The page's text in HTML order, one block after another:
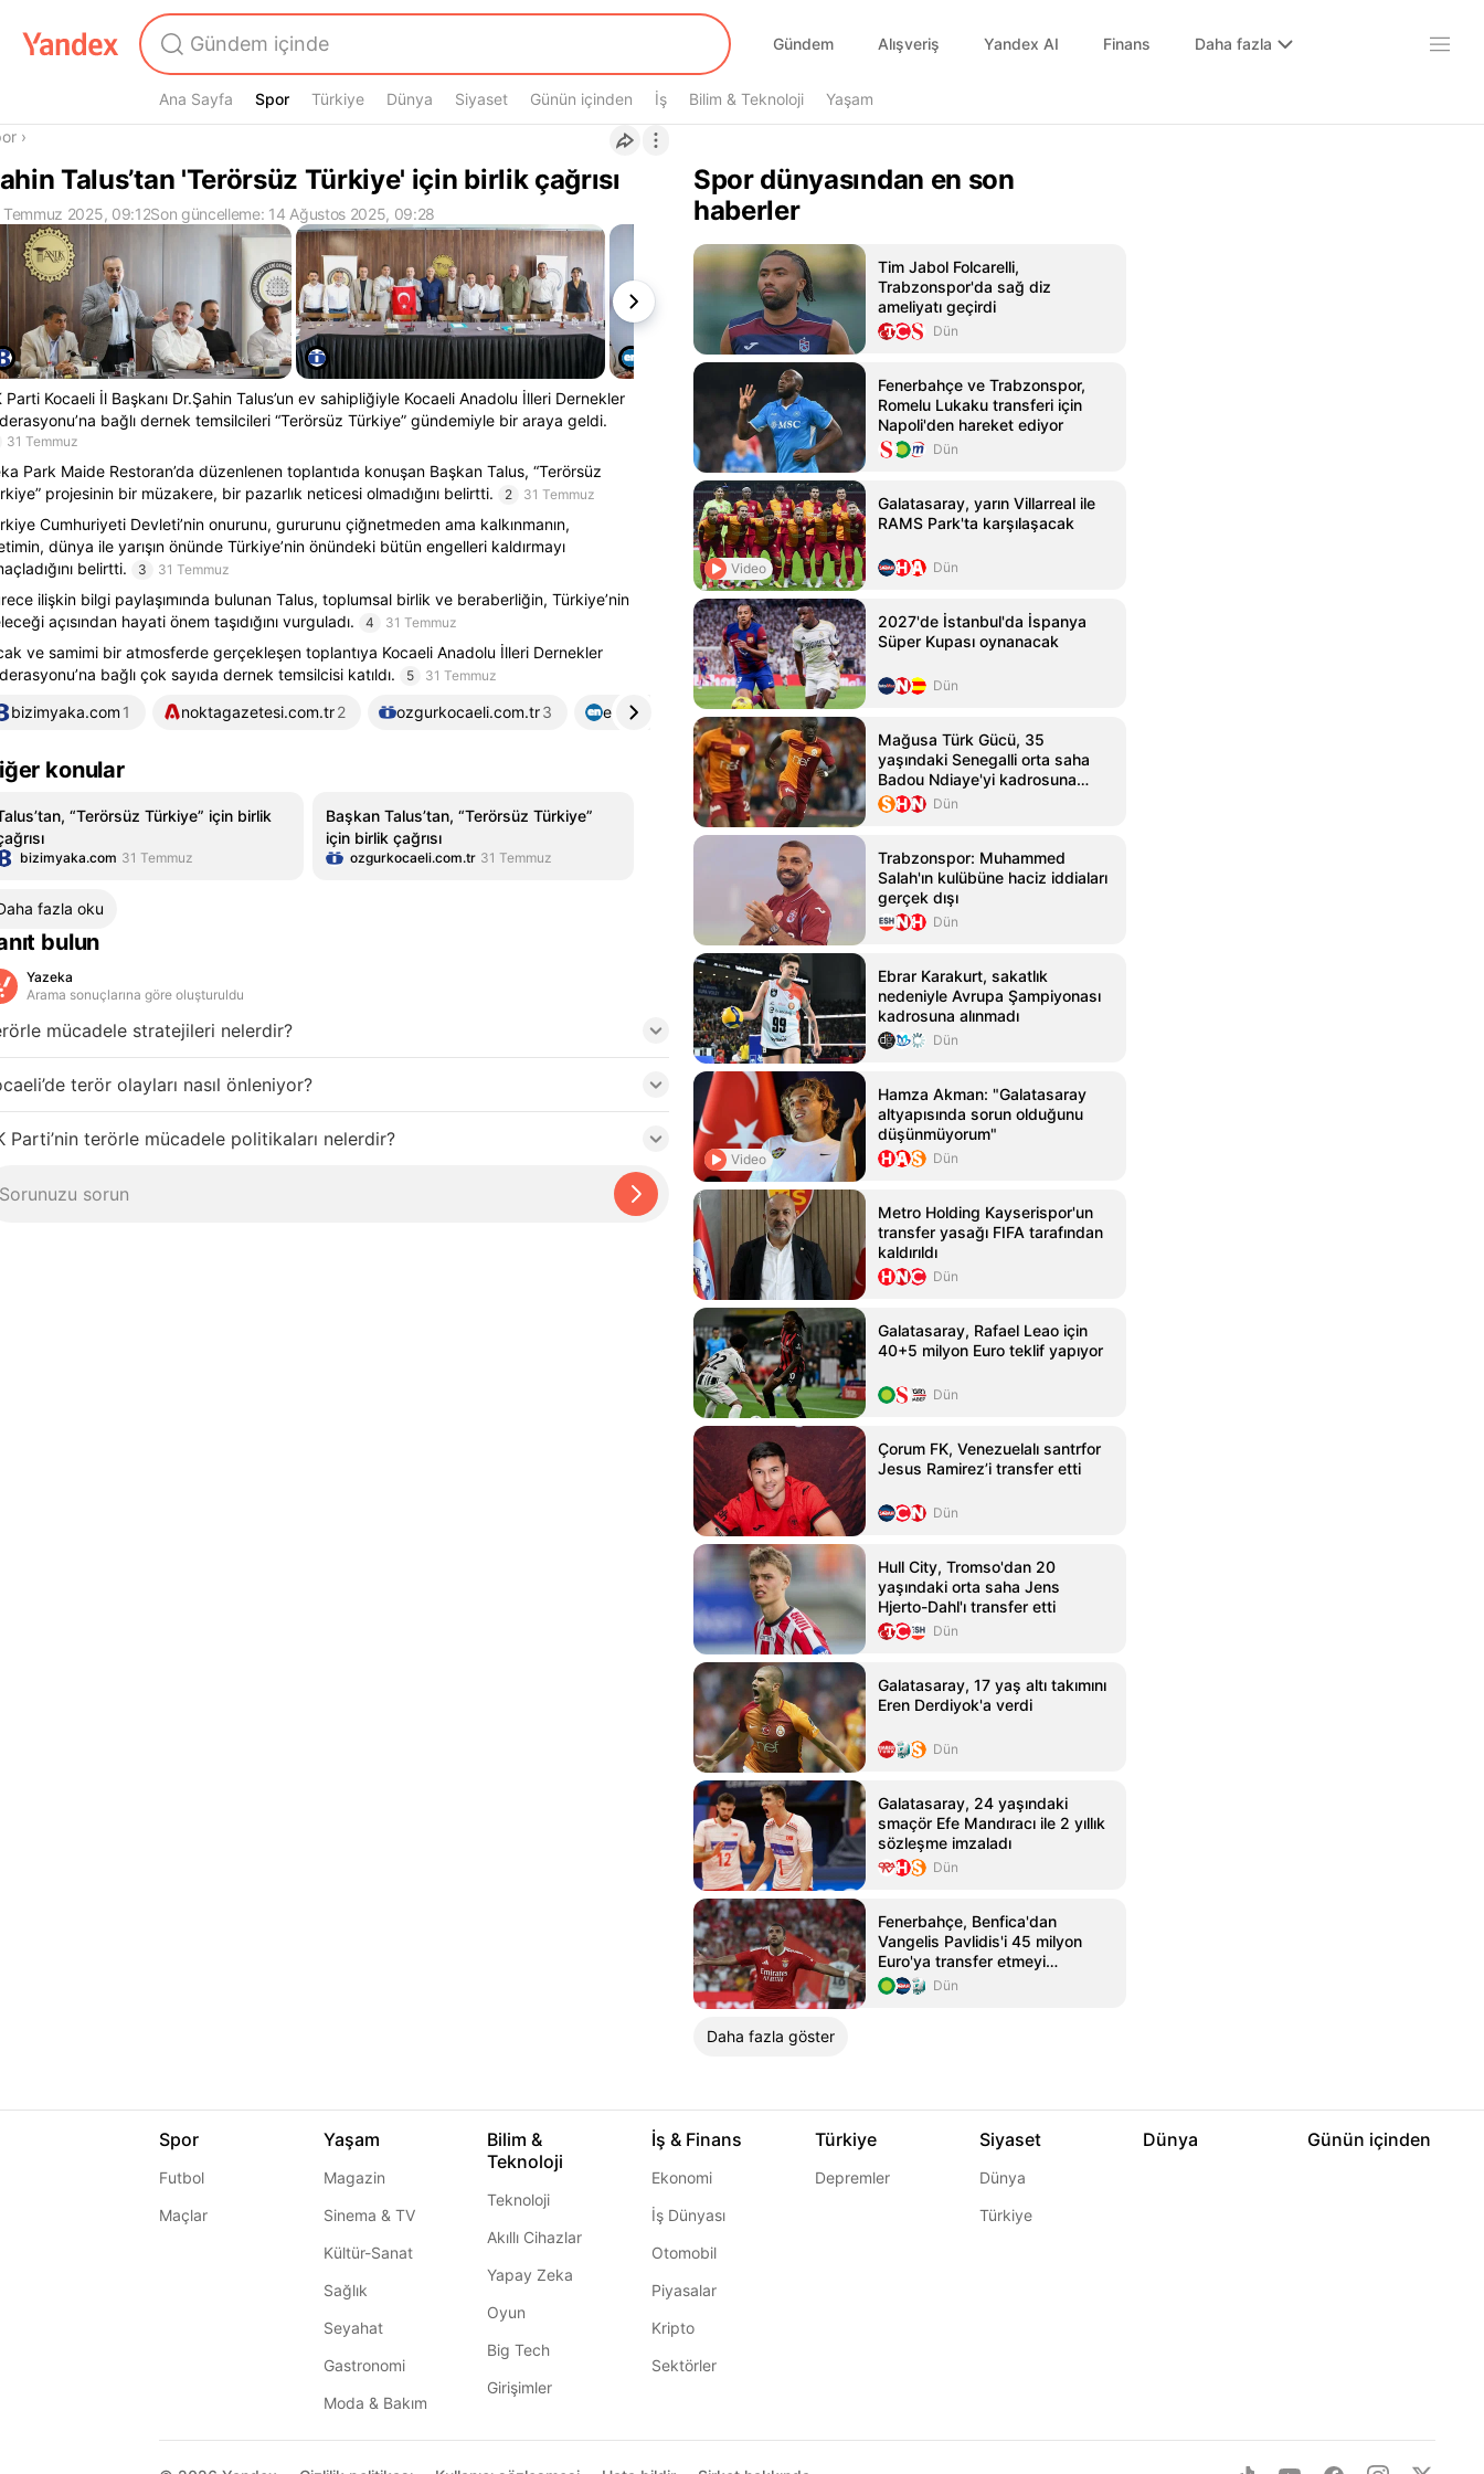
Gündem Alışveriş Yandex AI Finans Daha fazla
Ana Sayfa Spor
Spor Türkiye Dünya Siyaset Günün içinden İş Bilim & Teknoloji Yaşam
›
Talus’tan 'Terörsüz Türkiye' için birlik çağrısı
Temmuz 2025, 09:12Son güncelleme: 14 Ağustos 2025, 09:28
Parti Kocaeli İl Başkanı Dr.Şahin Talus’un ev sahipliğiyle Kocaeli Anadolu İlleri Dernekler
bağlı dernek temsilcileri “Terörsüz Türkiye” gündemiyle bir araya geldi.
31 Temmuz
Park Maide Restoran’da düzenlenen toplantıda konuşan Başkan Talus, “Terörsüz
projesinin bir müzakere, bir pazarlık neticesi olmadığını belirtti.
2 31 Temmuz
Cumhuriyeti Devleti’nin onurunu, gururunu çiğnetmeden ama kalkınmanın,
dünya ile yarışın önünde Türkiye’nin önündeki bütün engelleri kaldırmayı
belirtti.
3 31 Temmuz
ilişkin bilgi paylaşımında bulunan Talus, toplumsal birlik ve beraberliğin, Türkiye’nin
açısından hayati önem taşıdığını vurguladı.
4 31 Temmuz
ve samimi bir atmosferde gerçekleşen toplantıya Kocaeli Anadolu İlleri Dernekler
bağlı çok sayıda dernek temsilcisi katıldı.
5 31 Temmuz
bizimyaka.com 1 noktagazetesi.com.tr2 ozgurkocaeli.com.tr3 enkocaeli.com4 demokratkocaeli.com
konular
“Terörsüz Türkiye” için birlik
bizimyaka.com 31 Temmuz
Başkan Talus’tan, “Terörsüz Türkiye”
için birlik çağrısı
ozgurkocaeli.com.tr 31 Temmuz
fazla oku
bulun
Yazeka
Arama sonuçlarına göre oluşturuldu
mücadele stratejileri nelerdir?
terör olayları nasıl önleniyor?
Parti’nin terörle mücadele politikaları nelerdir?
Spor dünyasından en son
haberler
Tim Jabol Folcarelli,
Trabzonspor'da sağ diz
ameliyatı geçirdi
Dün
Fenerbahçe ve Trabzonspor,
Romelu Lukaku transferi için
Napoli'den hareket ediyor
Dün
Video
Galatasaray, yarın Villarreal ile
RAMS Park'ta karşılaşacak
Dün
2027'de İstanbul'da İspanya
Süper Kupası oynanacak
Dün
Mağusa Türk Gücü, 35
yaşındaki Senegalli orta saha
Badou Ndiaye'yi kadrosuna
kattı
Dün
Trabzonspor: Muhammed
Salah'ın kulübüne haciz iddiaları
gerçek dışı
Dün
Ebrar Karakurt, sakatlık
nedeniyle Avrupa Şampiyonası
kadrosuna alınmadı
Dün
Video
Hamza Akman: "Galatasaray
altyapısında sorun olduğunu
düşünmüyorum"
Dün
Metro Holding Kayserispor'un
transfer yasağı FIFA tarafından
kaldırıldı
Dün
Galatasaray, Rafael Leao için
40+5 milyon Euro teklif yapıyor
Dün
Çorum FK, Venezuelalı santrfor
Jesus Ramirez’i transfer etti
Dün
Hull City, Tromso'dan 20
yaşındaki orta saha Jens
Hjerto-Dahl'ı transfer etti
Dün
Galatasaray, 17 yaş altı takımını
Eren Derdiyok'a verdi
Dün
Galatasaray, 24 yaşındaki
smaçör Efe Mandıracı ile 2 yıllık
sözleşme imzaladı
Dün
Fenerbahçe, Benfica'dan
Vangelis Pavlidis'i 45 milyon
Euro'ya transfer etmeyi
planlıyorDün
Daha fazla göster
Spor
Futbol
Maçlar
Yaşam
Magazin
Sinema & TV
Kültür-Sanat
Sağlık
Seyahat
Gastronomi
Moda & Bakım
Bilim &
Teknoloji
Teknoloji
Akıllı Cihazlar
Yapay Zeka
Oyun
Big Tech
Girişimler
İş & Finans
Ekonomi
İş Dünyası
Otomobil
Piyasalar
Kripto
Sektörler
Türkiye
Depremler
Siyaset
Dünya
Türkiye
Dünya Günün içinden